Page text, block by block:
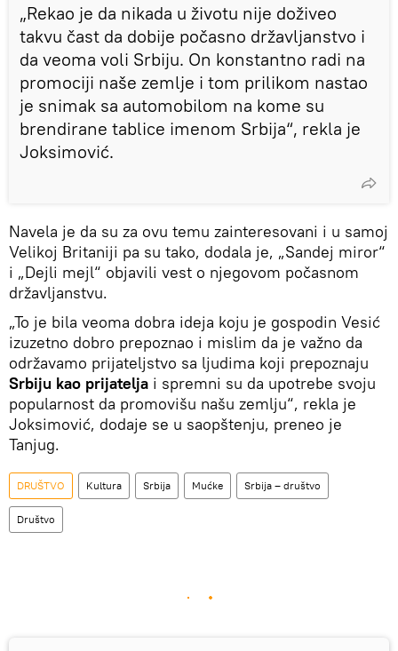
„Rekao je da nikada u životu nije doživeo
takvu čast da dobije počasno državljanstvo i
da veoma voli Srbiju. On konstantno radi na
promociji naše zemlje i tom prilikom nastao
je snimak sa automobilom na kome su
brendirane tablice imenom Srbija“, rekla je
Joksimović.
Navela je da su za ovu temu zainteresovani i u samoj
Velikoj Britaniji pa su tako, dodala je, „Sandej miror“
i „Dejli mejl“ objavili vest o njegovom počasnom
državljanstvu.
„To je bila veoma dobra ideja koju je gospodin Vesić
izuzetno dobro prepoznao i mislim da je važno da
održavamo prijateljstvo sa ljudima koji prepoznaju
Srbiju kao prijatelja i spremni su da upotrebe svoju
popularnost da promovišu našu zemlju“, rekla je
Joksimović, dodaje se u saopštenju, preneo je
Tanjug.
DRUŠTVO Kultura Srbija Mućke Srbija – društvo
Društvo